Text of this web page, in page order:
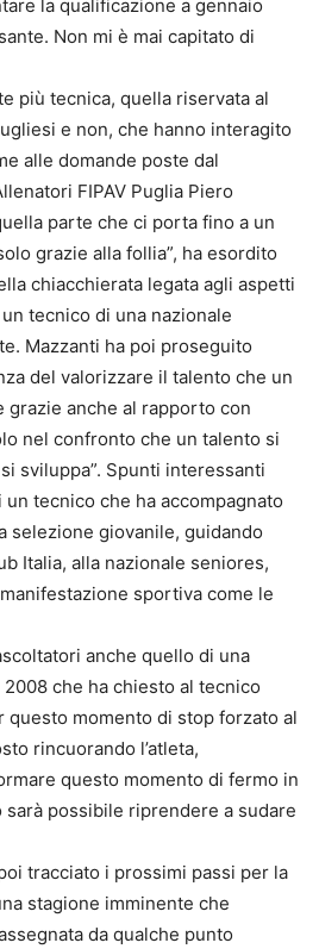
la qualificazione a gennaio
Non mi è mai capitato di
più tecnica, quella riservata al
e non, che hanno interagito
alle domande poste dal
FIPAV Puglia Piero
parte che ci porta fino a un
grazie alla follia”, ha esordito
chiacchierata legata agli aspetti
tecnico di una nazionale
Mazzanti ha poi proseguito
del valorizzare il talento che un
grazie anche al rapporto con
nel confronto che un talento si
sviluppa”. Spunti interessanti
tecnico che ha accompagnato
selezione giovanile, guidando
Italia, alla nazionale seniores,
sportiva come le
anche quello di una
che ha chiesto al tecnico
momento di stop forzato al
rincuorando l’atleta,
questo momento di fermo in
possibile riprendere a sudare
tracciato i prossimi passi per la
stagione imminente che
da qualche punto